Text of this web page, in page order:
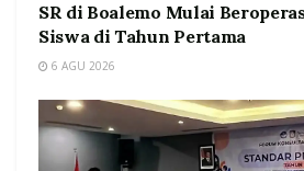
SR di Boalemo Mulai
Siswa di Tahun Pertama
6 AGU 2026